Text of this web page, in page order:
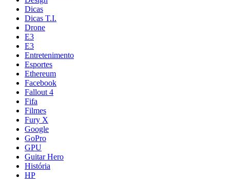
Dicas
Dicas T.I.
Drone
E3
E3
Entretenimento
Esportes
Ethereum
Facebook
Fallout 4
Fifa
Filmes
Fury X
Google
GoPro
GPU
Guitar Hero
História
HP